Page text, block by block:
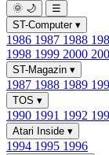
🌞 🌙
☰
ST-Computer ▾
1986 1987 1988
1998 1999 2000
ST-Magazin ▾
1987 1988 1989
TOS ▾
1990 1991 1992
Atari Inside ▾
1994 1995 1996